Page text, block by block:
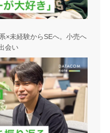
×未経験からSEへ。小売へ
会い